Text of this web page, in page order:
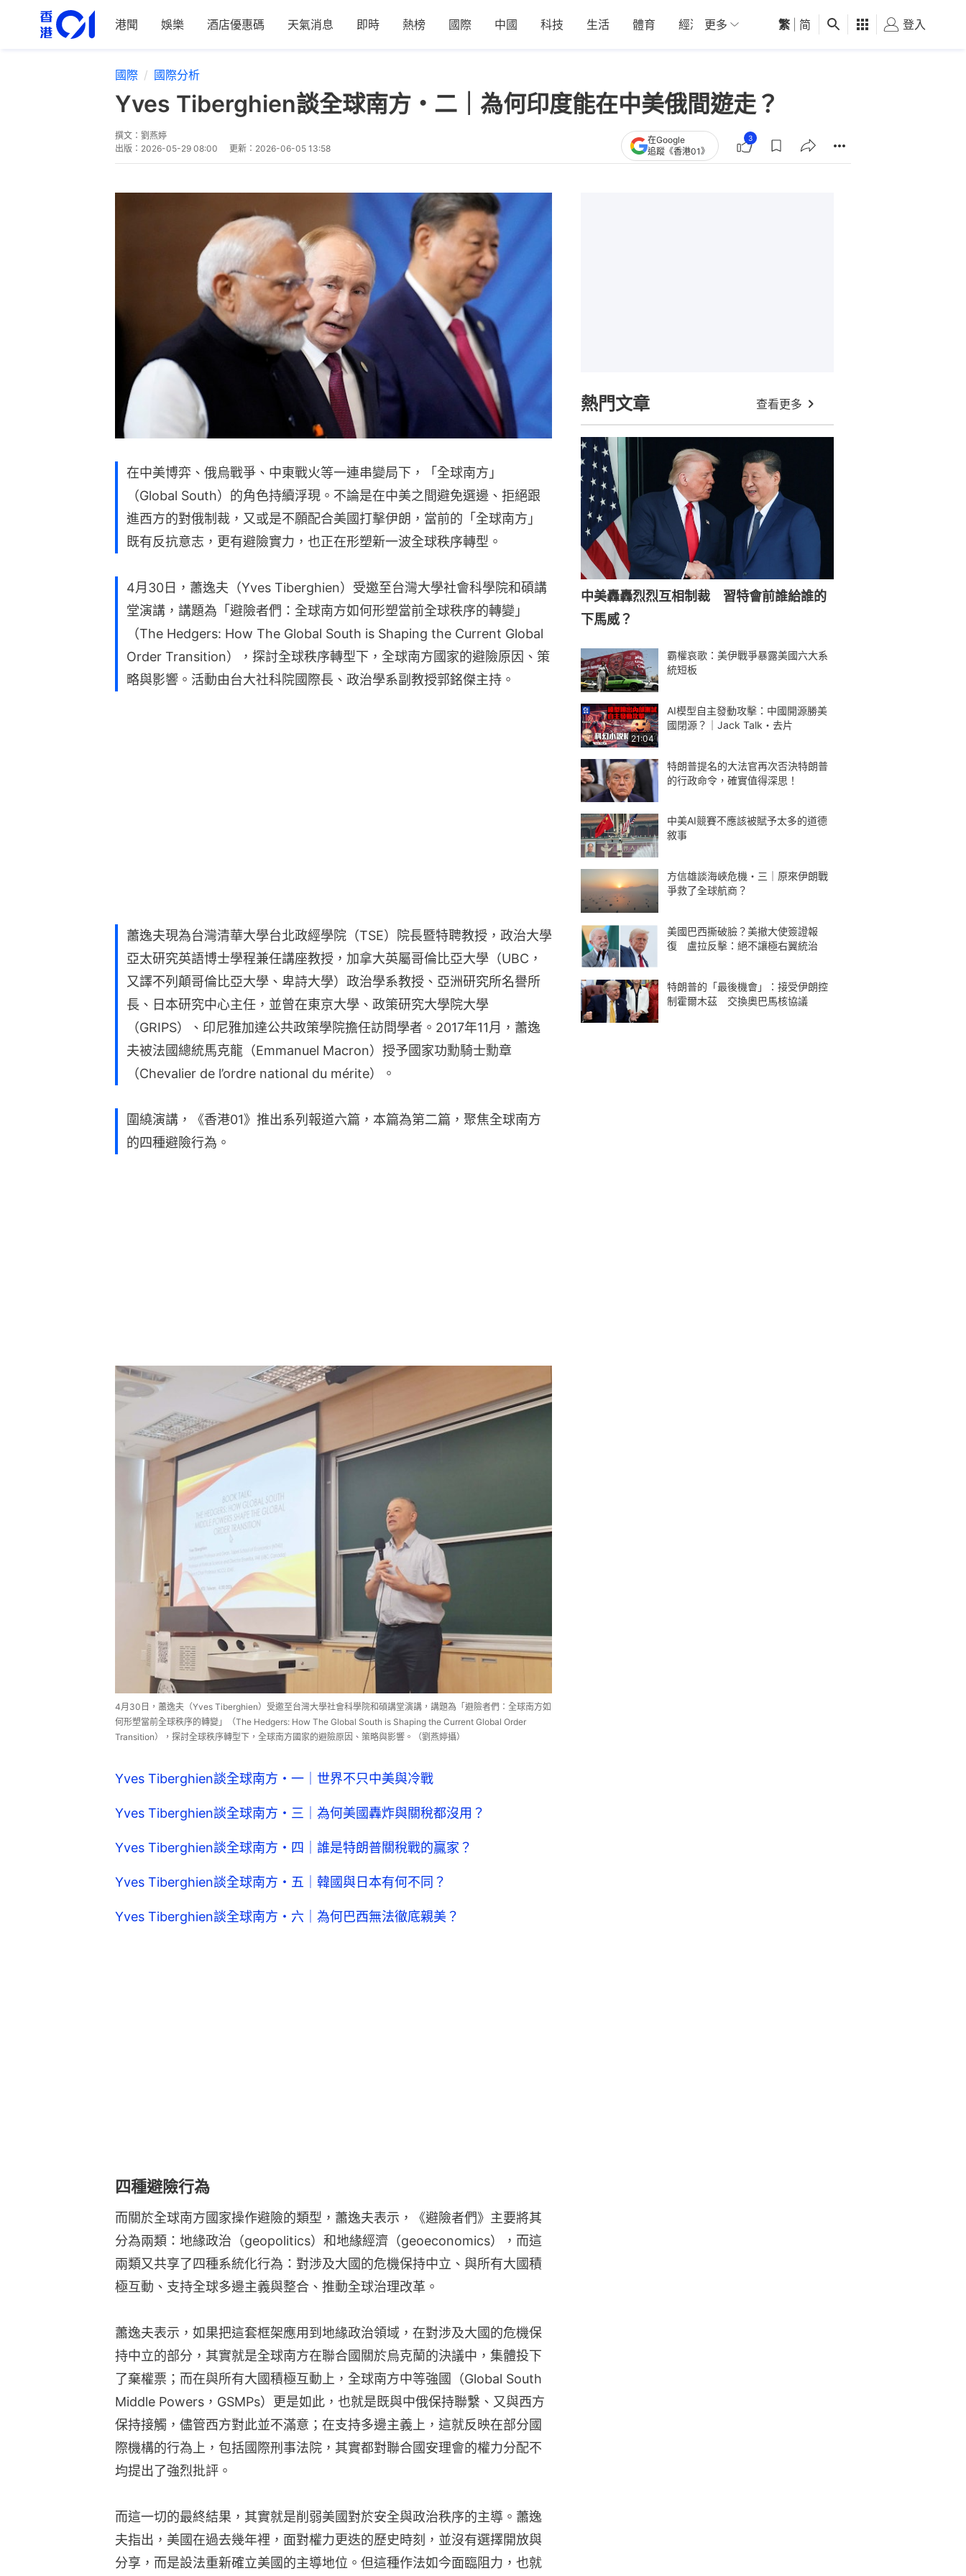
港聞 娛樂 酒店優惠碼 天氣消息 即時 熱榜 國際 中國 科技 生活 體育 經濟 01深圳 觀點 健康 好食玩飛
更多 繁 简 登入
國際 國際分析
Yves Tiberghien談全球南方・二｜為何印度能在中美俄間遊走？
撰文： 劉燕婷
出版： 2026-05-29 08:00 更新： 2026-06-05 13:58
在Google
追蹤《香港01》
3
在中美博弈、俄烏戰爭、中東戰火等一連串變局下，「全球南方」
（Global South）的角色持續浮現。不論是在中美之間避免選邊、拒絕跟
進西方的對俄制裁，又或是不願配合美國打擊伊朗，當前的「全球南方」
既有反抗意志，更有避險實力，也正在形塑新一波全球秩序轉型。
4月30日，蕭逸夫（Yves Tiberghien）受邀至台灣大學社會科學院和碩講
堂演講，講題為「避險者們：全球南方如何形塑當前全球秩序的轉變」
（The Hedgers: How The Global South is Shaping the Current Global
Order Transition），探討全球秩序轉型下，全球南方國家的避險原因、策
略與影響。活動由台大社科院國際長、政治學系副教授郭銘傑主持。
蕭逸夫現為台灣清華大學台北政經學院（TSE）院長暨特聘教授，政治大學
亞太研究英語博士學程兼任講座教授，加拿大英屬哥倫比亞大學（UBC，
又譯不列顛哥倫比亞大學、卑詩大學）政治學系教授、亞洲研究所名譽所
長、日本研究中心主任，並曾在東京大學、政策研究大學院大學
（GRIPS）、印尼雅加達公共政策學院擔任訪問學者。2017年11月，蕭逸
夫被法國總統馬克龍（Emmanuel Macron）授予國家功勳騎士勳章
（Chevalier de l’ordre national du mérite）。
圍繞演講，《香港01》推出系列報道六篇，本篇為第二篇，聚焦全球南方
的四種避險行為。
4月30日，蕭逸夫（Yves Tiberghien）受邀至台灣大學社會科學院和碩講堂演講，講題為「避險者們：全球南方如
何形塑當前全球秩序的轉變」（The Hedgers: How The Global South is Shaping the Current Global Order
Transition），探討全球秩序轉型下，全球南方國家的避險原因、策略與影響。（劉燕婷攝）
Yves Tiberghien談全球南方・一｜世界不只中美與冷戰
Yves Tiberghien談全球南方・三｜為何美國轟炸與關稅都沒用？
Yves Tiberghien談全球南方・四｜誰是特朗普關稅戰的贏家？
Yves Tiberghien談全球南方・五｜韓國與日本有何不同？
Yves Tiberghien談全球南方・六｜為何巴西無法徹底親美？
四種避險行為
而關於全球南方國家操作避險的類型，蕭逸夫表示，《避險者們》主要將其
分為兩類：地緣政治（geopolitics）和地緣經濟（geoeconomics），而這
兩類又共享了四種系統化行為：對涉及大國的危機保持中立、與所有大國積
極互動、支持全球多邊主義與整合、推動全球治理改革。
蕭逸夫表示，如果把這套框架應用到地緣政治領域，在對涉及大國的危機保
持中立的部分，其實就是全球南方在聯合國關於烏克蘭的決議中，集體投下
了棄權票；而在與所有大國積極互動上，全球南方中等強國（Global South
Middle Powers，GSMPs）更是如此，也就是既與中俄保持聯繫、又與西方
保持接觸，儘管西方對此並不滿意；在支持多邊主義上，這就反映在部分國
際機構的行為上，包括國際刑事法院，其實都對聯合國安理會的權力分配不
均提出了強烈批評。
而這一切的最終結果，其實就是削弱美國對於安全與政治秩序的主導。蕭逸
夫指出，美國在過去幾年裡，面對權力更迭的歷史時刻，並沒有選擇開放與
分享，而是設法重新確立美國的主導地位。但這種作法如今面臨阻力，也就
熱門文章 查看更多
中美轟轟烈烈互相制裁 習特會前誰給誰的
下馬威？
霸權哀歌：美伊戰爭暴露美國六大系
統短板
21:04
AI模型自主發動攻擊：中國開源勝美
國閉源？｜Jack Talk・去片
特朗普提名的大法官再次否決特朗普
的行政命令，確實值得深思！
中美AI競賽不應該被賦予太多的道德
敘事
方信雄談海峽危機・三｜原來伊朗戰
爭救了全球航商？
美國巴西撕破臉？美撤大使簽證報
復 盧拉反擊：絕不讓極右翼統治
特朗普的「最後機會」：接受伊朗控
制霍爾木茲 交換奧巴馬核協議